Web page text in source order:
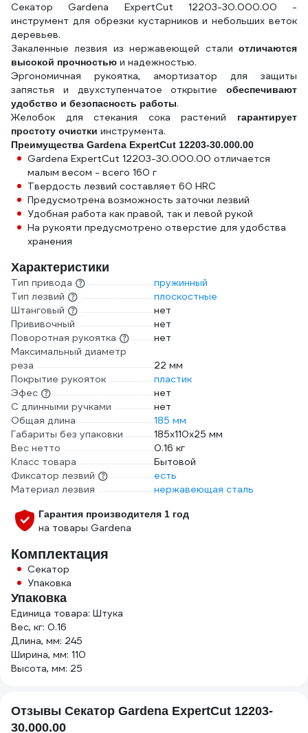
Секатор Gardena ExpertCut 12203-30.000.00 -
инструмент для обрезки кустарников и небольших веток
деревьев.
Закаленные лезвия из нержавеющей стали отличаются
высокой прочностью и надежностью.
Эргономичная рукоятка, амортизатор для защиты
запястья и двухступенчатое открытие обеспечивают
удобство и безопасность работы.
Желобок для стекания сока растений
гарантирует
простоту очистки инструмента.
Преимущества Gardena ExpertCut 12203-30.000.00
Gardena ExpertCut 12203-30.000.00 отличается
малым весом - всего 160 г
Твердость лезвий составляет 60 HRC
Предусмотрена возможность заточки лезвий
Удобная работа как правой, так и левой рукой
На рукояти предусмотрено отверстие для удобства
хранения
Характеристики
Тип привода
пружинный
Тип лезвий
плоскостные
Штанговый
нет
Прививочный
нет
Поворотная рукоятка
нет
Максимальный диаметр
реза
22 мм
Покрытие рукояток
пластик
Эфес
нет
С длинными ручками
нет
Общая длина
185 мм
Габариты без упаковки
185х110х25 мм
Вес нетто
0.16 кг
Класс товара
Бытовой
Фиксатор лезвий
есть
Материал лезвия
нержавеющая сталь
Гарантия производителя 1 год
на товары Gardena
Комплектация
Секатор
Упаковка
Упаковка
Единица товара: Штука
Вес, кг: 0.16
Длина, мм: 245
Ширина, мм: 110
Высота, мм: 25
Отзывы Секатор Gardena ExpertCut 12203-
30.000.00